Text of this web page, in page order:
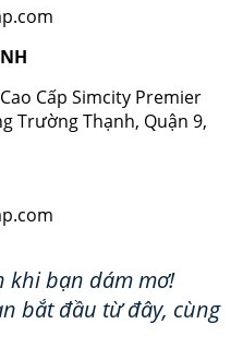
Cấp Simcity Premier
Trường Thạnh, Quận 9,
khi bạn dám mơ!
bắt đầu từ đây, cùng